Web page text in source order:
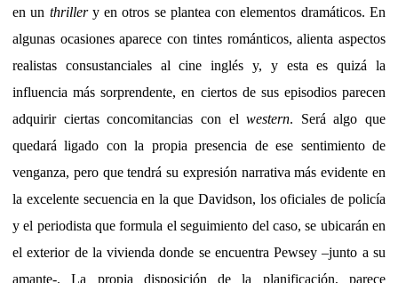
en un thrillery en otros se plantea con elementos dramáticos. En
algunas ocasiones aparece con tintes románticos, alienta aspectos
realistas consustanciales al cine inglés y, y esta es quizá la
influencia más sorprendente, en ciertos de sus episodios parecen
adquirir ciertas concomitancias con elwestern. Será algo que
quedará ligado con la propia presencia de ese sentimiento de
venganza, pero que tendrá su expresión narrativa más evidente en
la excelente secuencia en la que Davidson, los oficiales de policía
y el periodista que formula el seguimiento del caso, se ubicarán en
el exterior de la vivienda donde se encuentra Pewsey –junto a su
amante-. La propia disposición de la planificación, parece